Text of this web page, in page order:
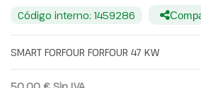
Código interno: 1459286
SMART FORFOUR FORFOUR 47 KW